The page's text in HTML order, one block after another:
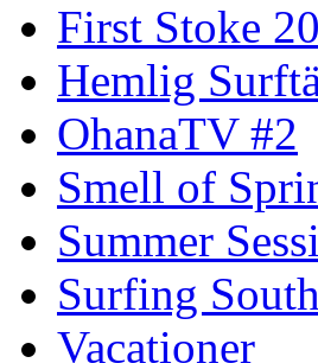
First Stoke
Hemlig
OhanaTV #2
Smell of
Summer
Surfing
Vacationer